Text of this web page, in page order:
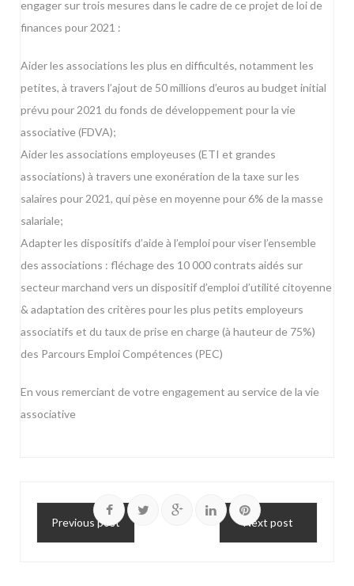
engager sur trois mesures dans le cadre de ce projet de loi de
finances pour 2021 :
Aider les associations les plus en difficultés, notamment les
petites, à travers l’ajout de 50 millions d’euros au budget initial
prévu pour 2021 du fonds de développement pour la vie
associative (FDVA);
Aider les associations employeuses (ETI et grandes
associations) à travers une exonération de la taxe sur les
salaires pour 2021, qui pèse en moyenne pour 6% de la masse
salariale;
Adapter les dispositifs d’aide à l’emploi pour viser l’ensemble
des associations : fléchage des 10 000 contrats aidés sur
secteur marchand vers un dispositif d’emploi d’utilité citoyenne
& adaptation des critères pour les plus petits employeurs
associatifs et du taux de prise en charge (à hauteur de 75%)
des Parcours Emploi Compétences (PEC)
En vous remerciant de votre engagement au service de la vie
associative
Previous post Next post